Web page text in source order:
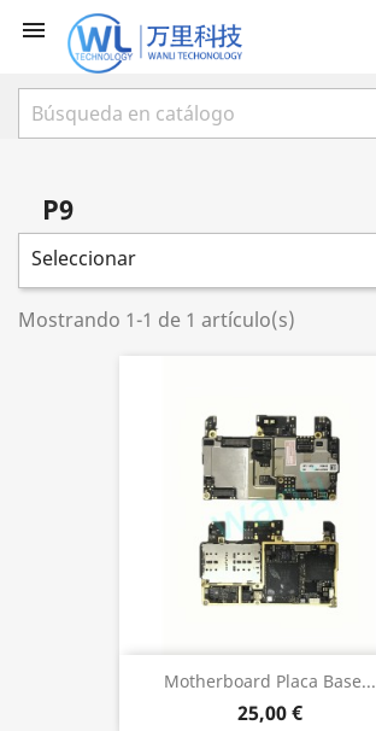

P9
Seleccionar
Mostrando 1-1 de 1 artículo(s)
Motherboard Placa Base...
25,00 €